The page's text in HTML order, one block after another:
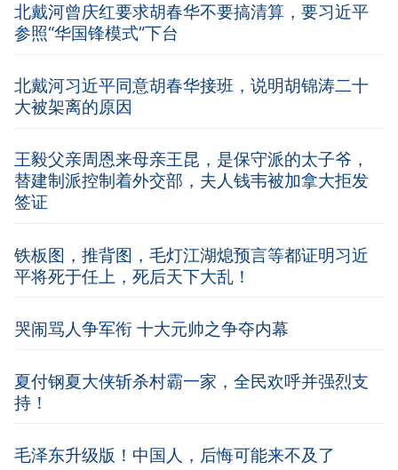
北戴河曾庆红要求胡春华不要搞清算，要习近平
参照“华国锋模式”下台
北戴河习近平同意胡春华接班，说明胡锦涛二十
大被架离的原因
王毅父亲周恩来母亲王昆，是保守派的太子爷，
替建制派控制着外交部，夫人钱韦被加拿大拒发
签证
铁板图，推背图，毛灯江湖熄预言等都证明习近
平将死于任上，死后天下大乱！
哭闹骂人争军衔 十大元帅之争夺内幕
夏付钢夏大侠斩杀村霸一家，全民欢呼并强烈支
持！
毛泽东升级版！中国人，后悔可能来不及了